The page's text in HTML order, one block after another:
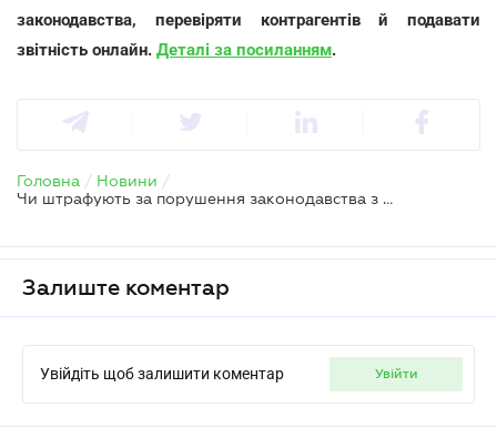
законодавства, перевіряти контрагентів й подавати
звітність онлайн. Деталі за посиланням.
Головна / Новини /
Чи штрафують за порушення законодавства з ЄСВ під час війни — ДПС
Залиште коментар
Увійдіть щоб залишити коментар увійти